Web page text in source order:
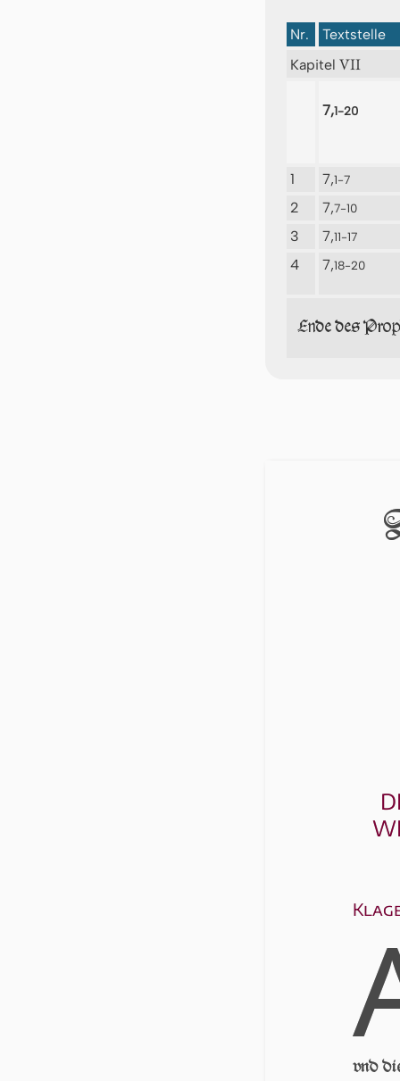
Nr.
Textstelle
Kapitel VII
7,1-20
1 7,1-7
2 7,7-10
3 7,11-17
4 7,18-20
Ende des
vnd